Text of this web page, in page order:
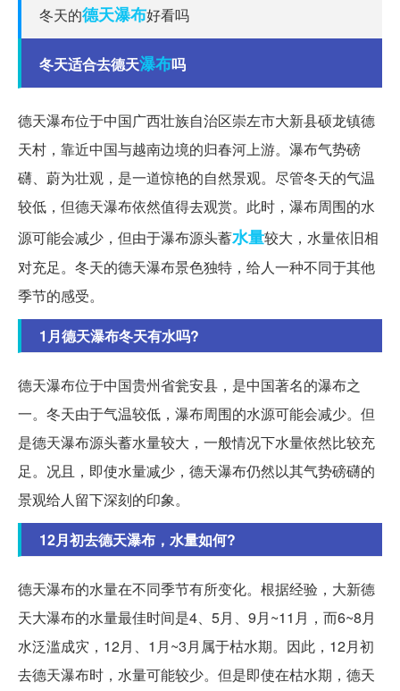
冬天的德天瀑布好看吗
冬天适合去德天瀑布吗
德天瀑布位于中国广西壮族自治区崇左市大新县硕龙镇德
天村，靠近中国与越南边境的归春河上游。瀑布气势磅
礴、蔚为壮观，是一道惊艳的自然景观。尽管冬天的气温
较低，但德天瀑布依然值得去观赏。此时，瀑布周围的水
源可能会减少，但由于瀑布源头蓄水量较大，水量依旧相
对充足。冬天的德天瀑布景色独特，给人一种不同于其他
季节的感受。
1月德天瀑布冬天有水吗?
德天瀑布位于中国贵州省瓮安县，是中国著名的瀑布之
一。冬天由于气温较低，瀑布周围的水源可能会减少。但
是德天瀑布源头蓄水量较大，一般情况下水量依然比较充
足。况且，即使水量减少，德天瀑布仍然以其气势磅礴的
景观给人留下深刻的印象。
12月初去德天瀑布，水量如何?
德天瀑布的水量在不同季节有所变化。根据经验，大新德
天大瀑布的水量最佳时间是4、5月、9月~11月，而6~8月
水泛滥成灾，12月、1月~3月属于枯水期。因此，12月初
去德天瀑布时，水量可能较少。但是即使在枯水期，德天